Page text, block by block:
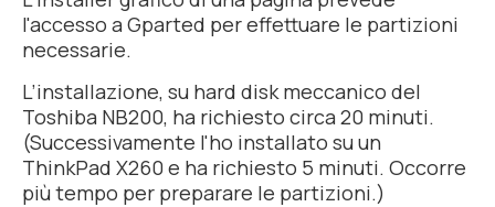
l'accesso a Gparted per effettuare le partizioni
necessarie.
L’installazione, su hard disk meccanico del
Toshiba NB200, ha richiesto circa 20 minuti.
(Successivamente l'ho installato su un
ThinkPad X260 e ha richiesto 5 minuti. Occorre
più tempo per preparare le partizioni.)